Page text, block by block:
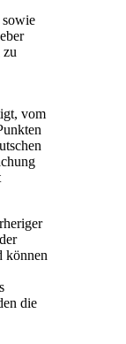
sowie
zu
vom
können
die